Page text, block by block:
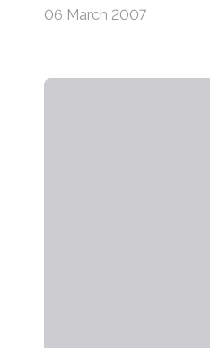
06 March 2007